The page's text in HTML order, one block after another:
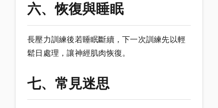
六、恢復與睡眠
長壓力訓練後若睡眠斷續，下一次訓練先以輕
鬆日處理，讓神經肌肉恢復。
七、常見迷思